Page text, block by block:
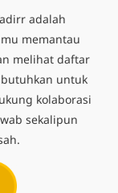
adalah
memantau
melihat daftar
untuk
kolaborasi
sekalipun